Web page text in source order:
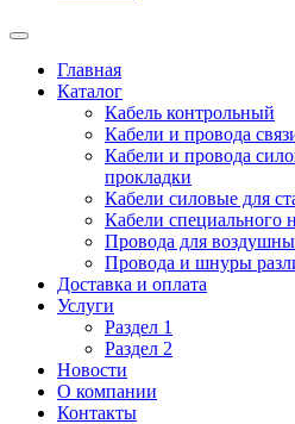
Главная
Каталог
Кабель контрольный
Кабели и провода
Кабели и провода
прокладки
Кабели силовые для
Кабели специального
Провода для
Провода и шнуры
Доставка и оплата
Услуги
Раздел 1
Раздел 2
Новости
О компании
Контакты